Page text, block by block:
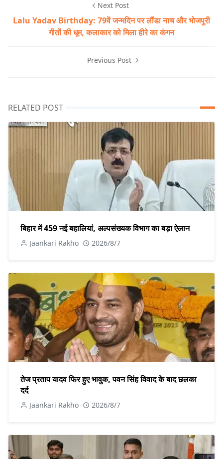
Next Post
Lalu Yadav Birthday: 79वें जन्मदिन पर लौंडा नाच और भोजपुरी
गीतों की धूम, कलाकार को मिला हीरे का कंगन
Previous Post
RELATED POST
बिहार में 459 नई बहालियां, अल्पसंख्यक विभाग का बड़ा ऐलान
Jaankari Rakho 2026/8/7
तेज प्रताप यादव फिर हुए भावुक, पवन सिंह विवाद के बाद छलका
दर्द
Jaankari Rakho 2026/8/7